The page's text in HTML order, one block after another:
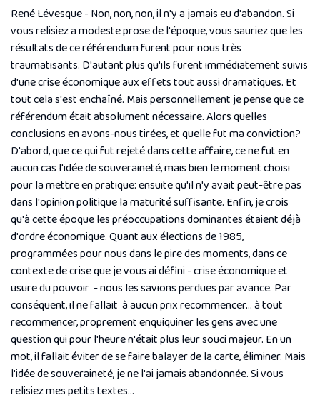
René Lévesque - Non, non, non, il n'y a jamais eu d'abandon. Si
vous relisiez a modeste prose de l'époque, vous sauriez que les
résultats de ce référendum furent pour nous très
traumatisants. D'autant plus qu'ils furent immédiatement suivis
d'une crise économique aux effets tout aussi dramatiques. Et
tout cela s'est enchaîné. Mais personnellement je pense que ce
référendum était absolument nécessaire. Alors quelles
conclusions en avons-nous tirées, et quelle fut ma conviction?
D'abord, que ce qui fut rejeté dans cette affaire, ce ne fut en
aucun cas l'idée de souveraineté, mais bien le moment choisi
pour la mettre en pratique: ensuite qu'il n'y avait peut-être pas
dans l'opinion politique la maturité suffisante. Enfin, je crois
qu'à cette époque les préoccupations dominantes étaient déjà
d'ordre économique. Quant aux élections de 1985,
programmées pour nous dans le pire des moments, dans ce
contexte de crise que je vous ai défini - crise économique et
usure du pouvoir - nous les savions perdues par avance. Par
conséquent, il ne fallait à aucun prix recommencer... à tout
recommencer, proprement enquiquiner les gens avec une
question qui pour l'heure n'était plus leur souci majeur. En un
mot, il fallait éviter de se faire balayer de la carte, éliminer. Mais
l'idée de souveraineté, je ne l'ai jamais abandonnée. Si vous
relisiez mes petits textes...